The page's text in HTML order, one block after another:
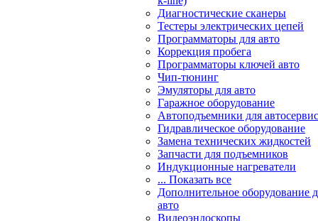
Диагностические сканеры
Тестеры электрических цепей
Программаторы для авто
Коррекция пробега
Программаторы ключей авто
Чип-тюнинг
Эмуляторы для авто
Гаражное оборудование
Автоподъемники для
Гидравлическое оборудование
Замена технических жидкостей
Запчасти для подъемников
Индукционные нагреватели
... Показать все
Дополнительное оборудование
авто
Видеоэндоскопы